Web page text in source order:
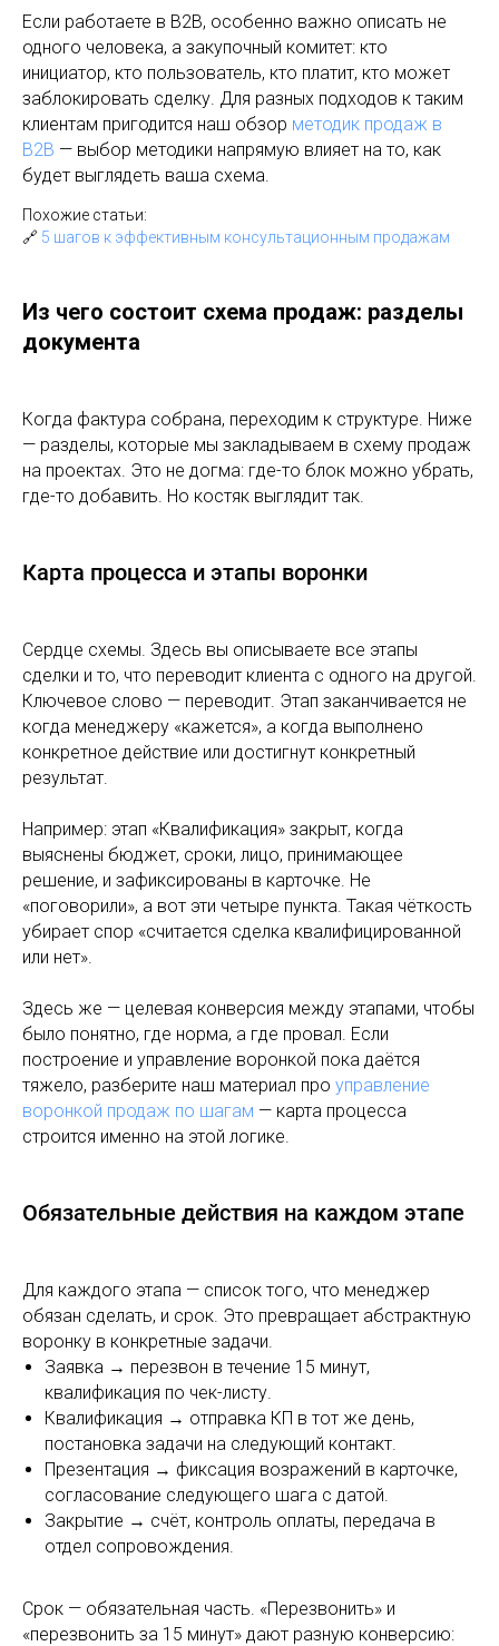
Если работаете в B2B, особенно важно описать не
одного человека, а закупочный комитет: кто
инициатор, кто пользователь, кто платит, кто может
заблокировать сделку. Для разных подходов к таким
клиентам пригодится наш обзор методик продаж в
B2B — выбор методики напрямую влияет на то, как
будет выглядеть ваша схема.
Похожие статьи:
🔗 5 шагов к эффективным консультационным продажам
Из чего состоит схема продаж: разделы
документа
Когда фактура собрана, переходим к структуре. Ниже
— разделы, которые мы закладываем в схему продаж
на проектах. Это не догма: где-то блок можно убрать,
где-то добавить. Но костяк выглядит так.
Карта процесса и этапы воронки
Сердце схемы. Здесь вы описываете все этапы
сделки и то, что переводит клиента с одного на другой.
Ключевое слово — переводит. Этап заканчивается не
когда менеджеру «кажется», а когда выполнено
конкретное действие или достигнут конкретный
результат.
Например: этап «Квалификация» закрыт, когда
выяснены бюджет, сроки, лицо, принимающее
решение, и зафиксированы в карточке. Не
«поговорили», а вот эти четыре пункта. Такая чёткость
убирает спор «считается сделка квалифицированной
или нет».
Здесь же — целевая конверсия между этапами, чтобы
было понятно, где норма, а где провал. Если
построение и управление воронкой пока даётся
тяжело, разберите наш материал про управление
воронкой продаж по шагам — карта процесса
строится именно на этой логике.
Обязательные действия на каждом этапе
Для каждого этапа — список того, что менеджер
обязан сделать, и срок. Это превращает абстрактную
воронку в конкретные задачи.
Заявка → перезвон в течение 15 минут,
квалификация по чек-листу.
Квалификация → отправка КП в тот же день,
постановка задачи на следующий контакт.
Презентация → фиксация возражений в карточке,
согласование следующего шага с датой.
Закрытие → счёт, контроль оплаты, передача в
отдел сопровождения.
Срок — обязательная часть. «Перезвонить» и
«перезвонить за 15 минут» дают разную конверсию: